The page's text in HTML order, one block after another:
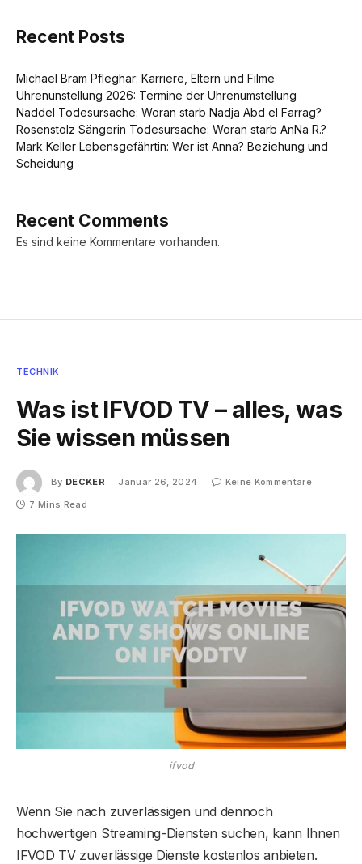
Recent Posts
Michael Bram Pfleghar: Karriere, Eltern und Filme
Uhrenunstellung 2026: Termine der Uhrenumstellung
Naddel Todesursache: Woran starb Nadja Abd el Farrag?
Rosenstolz Sängerin Todesursache: Woran starb AnNa R.?
Mark Keller Lebensgefährtin: Wer ist Anna? Beziehung und
Scheidung
Recent Comments
Es sind keine Kommentare vorhanden.
TECHNIK
Was ist IFVOD TV – alles, was
Sie wissen müssen
By DECKER Januar 26, 2024
Keine Kommentare
7 Mins Read
ifvod
Wenn Sie nach zuverlässigen und dennoch
hochwertigen Streaming-Diensten suchen, kann Ihnen
IFVOD TV zuverlässige Dienste kostenlos anbieten.